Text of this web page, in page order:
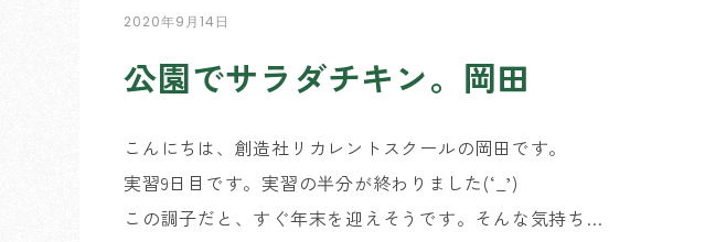
2020年9月14日
公園でサラダチキン。岡田
こんにちは、創造社リカレントスクールの岡田です。
実習9日目です。実習の半分が終わりました(‘_’)
この調子だと、すぐ年末を迎えそうです。そんな気持ち…